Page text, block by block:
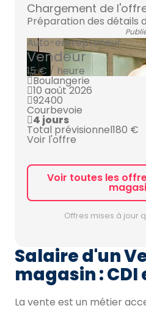
Chargement de
Préparation des détails
Auto-entrepreneur
Vendeur
15 € / heure
Boulangerie
10 août 2026
92400
Courbevoie
4 jours
Total prévisionnel180 €
Voir l'offre
Voir toutes les
Offres mises à jour
Salaire d'un
magasin :
La vente est un métier